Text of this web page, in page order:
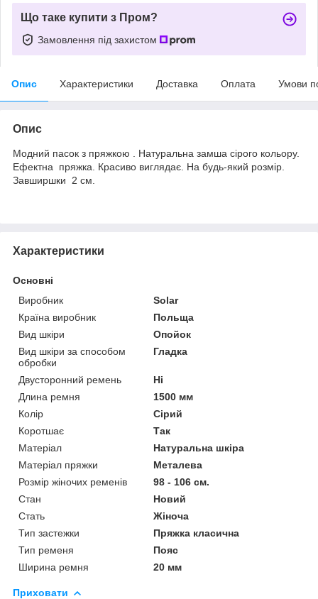
Що таке купити з Пром?
Замовлення під захистом
Опис Характеристики Доставка Оплата Умови
Опис
Модний пасок з пряжкою . Натуральна замша сірого кольору.
Ефектна пряжка. Красиво виглядає. На будь-який розмір.
Завширшки 2 см.
Характеристики
Основні
Виробник
Solar
Країна виробник
Польща
Вид шкіри
Опойок
Вид шкіри за способом
обробки
Гладка
Двусторонний ремень
Ні
Длина ремня
1500 мм
Колір
Сірий
Коротшає
Так
Матеріал
Натуральна шкіра
Матеріал пряжки
Металева
Розмір жіночих ременів
98 - 106 см.
Стан
Новий
Стать
Жіноча
Тип застежки
Пряжка класична
Тип ременя
Пояс
Ширина ремня
20 мм
Приховати